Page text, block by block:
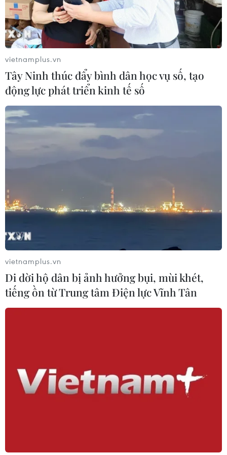
dàn sao quốc tế trên thảm đỏ Liên
hoan phim Châu Á Đà Nẵng DANAFF
2026
28/06/2026 14:28
Liên hoan Phim Châu Á lần thứ 4 báo
hiệu nhiều đột phá cho điện ảnh Việt
Nam
27/06/2026 12:45
Victor Vũ gia nhập cuộc đua phim
25/06/2026 10:14
Sở hữu trí tuệ
Quy định sử dụng
vietnamplus.vn
Tây Ninh thúc đẩy bình dân học vụ số, tạo
động lực phát triển kinh tế số
vietnamplus.vn
Di dời hộ dân bị ảnh hưởng bụi, mùi khét,
tiếng ồn từ Trung tâm Điện lực Vĩnh Tân